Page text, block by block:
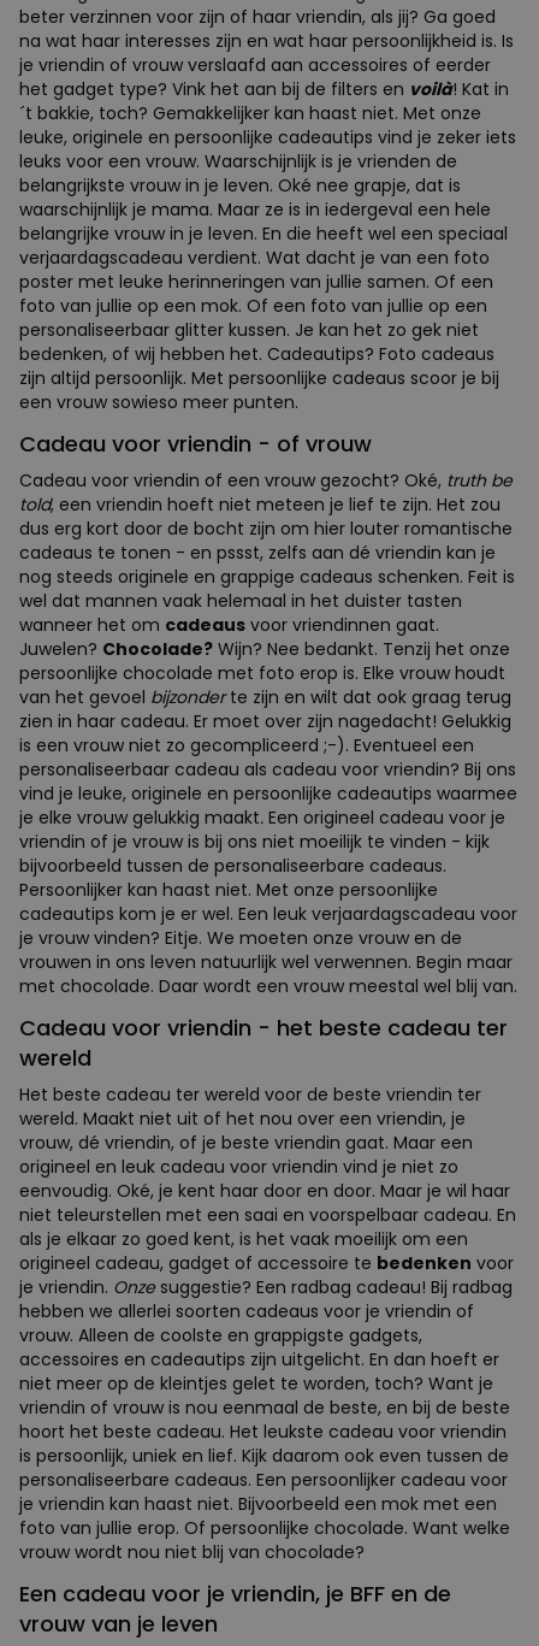
beter verzinnen voor zijn of haar vriendin, als jij? Ga goed
na wat haar interesses zijn en wat haar persoonlijkheid is. Is
je vriendin of vrouw verslaafd aan accessoires of eerder
het gadget type? Vink het aan bij de filters en voilà! Kat in
´t bakkie, toch? Gemakkelijker kan haast niet. Met onze
leuke, originele en persoonlijke cadeautips vind je zeker iets
leuks voor een vrouw. Waarschijnlijk is je vrienden de
belangrijkste vrouw in je leven. Oké nee grapje, dat is
waarschijnlijk je mama. Maar ze is in iedergeval een hele
belangrijke vrouw in je leven. En die heeft wel een speciaal
verjaardagscadeau verdient. Wat dacht je van een foto
poster met leuke herinneringen van jullie samen. Of een
foto van jullie op een mok. Of een foto van jullie op een
personaliseerbaar glitter kussen. Je kan het zo gek niet
bedenken, of wij hebben het. Cadeautips? Foto cadeaus
zijn altijd persoonlijk. Met persoonlijke cadeaus scoor je bij
een vrouw sowieso meer punten.
Cadeau voor vriendin - of vrouw
Cadeau voor vriendin of een vrouw gezocht? Oké, truth be
told, een vriendin hoeft niet meteen je lief te zijn. Het zou
dus erg kort door de bocht zijn om hier louter romantische
cadeaus te tonen - en pssst, zelfs aan dé vriendin kan je
nog steeds originele en grappige cadeaus schenken. Feit is
wel dat mannen vaak helemaal in het duister tasten
wanneer het om cadeaus voor vriendinnen gaat.
Juwelen? Chocolade? Wijn? Nee bedankt. Tenzij het onze
persoonlijke chocolade met foto erop is. Elke vrouw houdt
van het gevoel bijzonderte zijn en wilt dat ook graag terug
zien in haar cadeau. Er moet over zijn nagedacht! Gelukkig
is een vrouw niet zo gecompliceerd ;-). Eventueel een
personaliseerbaar cadeau als cadeau voor vriendin? Bij ons
vind je leuke, originele en persoonlijke cadeautips waarmee
je elke vrouw gelukkig maakt. Een origineel cadeau voor je
vriendin of je vrouw is bij ons niet moeilijk te vinden - kijk
bijvoorbeeld tussen de personaliseerbare cadeaus.
Persoonlijker kan haast niet. Met onze persoonlijke
cadeautips kom je er wel. Een leuk verjaardagscadeau voor
je vrouw vinden? Eitje. We moeten onze vrouw en de
vrouwen in ons leven natuurlijk wel verwennen. Begin maar
met chocolade. Daar wordt een vrouw meestal wel blij van.
Cadeau voor vriendin - het beste cadeau ter
wereld
Het beste cadeau ter wereld voor de beste vriendin ter
wereld. Maakt niet uit of het nou over een vriendin, je
vrouw, dé vriendin, of je beste vriendin gaat. Maar een
origineel en leuk cadeau voor vriendin vind je niet zo
eenvoudig. Oké, je kent haar door en door. Maar je wil haar
niet teleurstellen met een saai en voorspelbaar cadeau. En
als je elkaar zo goed kent, is het vaak moeilijk om een
origineel cadeau, gadget of accessoire te bedenken voor
je vriendin. Onzesuggestie? Een radbag cadeau! Bij radbag
hebben we allerlei soorten cadeaus voor je vriendin of
vrouw. Alleen de coolste en grappigste gadgets,
accessoires en cadeautips zijn uitgelicht. En dan hoeft er
niet meer op de kleintjes gelet te worden, toch? Want je
vriendin of vrouw is nou eenmaal de beste, en bij de beste
hoort het beste cadeau. Het leukste cadeau voor vriendin
is persoonlijk, uniek en lief. Kijk daarom ook even tussen de
personaliseerbare cadeaus. Een persoonlijker cadeau voor
je vriendin kan haast niet. Bijvoorbeeld een mok met een
foto van jullie erop. Of persoonlijke chocolade. Want welke
vrouw wordt nou niet blij van chocolade?
Een cadeau voor je vriendin, je BFF en de
vrouw van je leven